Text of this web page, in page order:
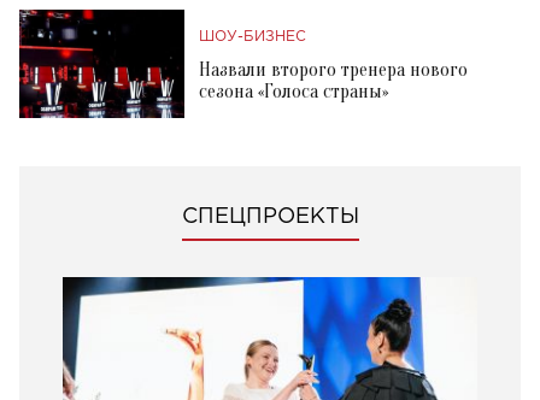
ШОУ-БИЗНЕС
Назвали второго тренера нового
сезона «Голоса страны»
СПЕЦПРОЕКТЫ